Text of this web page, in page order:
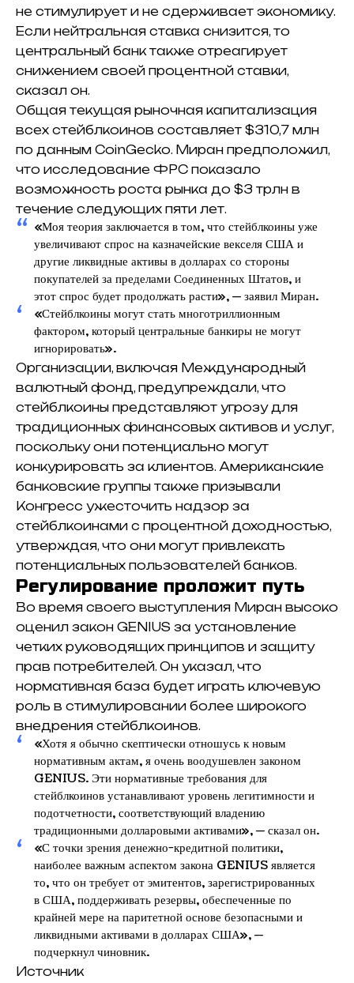
не стимулирует и не сдерживает экономику.
Если нейтральная ставка снизится, то
центральный банк также отреагирует
снижением своей процентной ставки,
сказал он.
Общая текущая рыночная капитализация
всех стейблкоинов составляет $310,7 млн
по данным CoinGecko. Миран предположил,
что исследование ФРС показало
возможность роста рынка до $3 трлн в
течение следующих пяти лет.
«Моя теория заключается в том, что стейблкоины уже
увеличивают спрос на казначейские векселя США и
другие ликвидные активы в долларах со стороны
покупателей за пределами Соединенных Штатов, и
этот спрос будет продолжать расти», — заявил Миран.
«Стейблкоины могут стать многотриллионным
фактором, который центральные банкиры не могут
игнорировать».
Организации, включая Международный
валютный фонд, предупреждали, что
стейблкоины представляют угрозу для
традиционных финансовых активов и услуг,
поскольку они потенциально могут
конкурировать за клиентов. Американские
банковские группы также призывали
Конгресс ужесточить надзор за
стейблкоинами с процентной доходностью,
утверждая, что они могут привлекать
потенциальных пользователей банков.
Регулирование проложит путь
Во время своего выступления Миран высоко
оценил закон GENIUS за установление
четких руководящих принципов и защиту
прав потребителей. Он указал, что
нормативная база будет играть ключевую
роль в стимулировании более широкого
внедрения стейблкоинов.
«Хотя я обычно скептически отношусь к новым
нормативным актам, я очень воодушевлен законом
GENIUS. Эти нормативные требования для
стейблкоинов устанавливают уровень легитимности и
подотчетности, соответствующий владению
традиционными долларовыми активами», — сказал он.
«С точки зрения денежно-кредитной политики,
наиболее важным аспектом закона GENIUS является
то, что он требует от эмитентов, зарегистрированных
в США, поддерживать резервы, обеспеченные по
крайней мере на паритетной основе безопасными и
ликвидными активами в долларах США», —
подчеркнул чиновник.
Источник